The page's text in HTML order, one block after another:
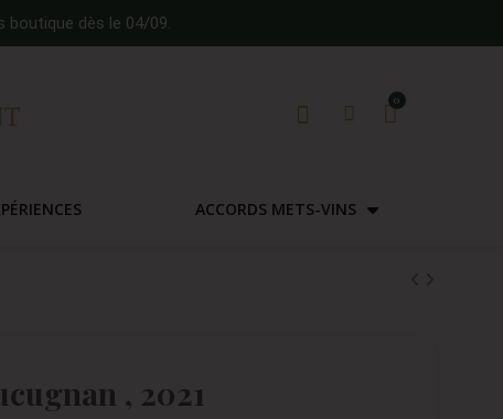
boutique dès le 04/09.
ACCORDS METS-VINS
, 2021